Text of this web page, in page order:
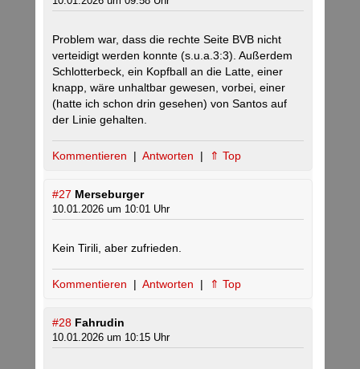
Problem war, dass die rechte Seite BVB nicht
verteidigt werden konnte (s.u.a.3:3). Außerdem
Schlotterbeck, ein Kopfball an die Latte, einer
knapp, wäre unhaltbar gewesen, vorbei, einer
(hatte ich schon drin gesehen) von Santos auf
der Linie gehalten.
Kommentieren | Antworten | ⇑ Top
#27 Merseburger
10.01.2026 um 10:01 Uhr
Kein Tirili, aber zufrieden.
Kommentieren | Antworten | ⇑ Top
#28 Fahrudin
10.01.2026 um 10:15 Uhr